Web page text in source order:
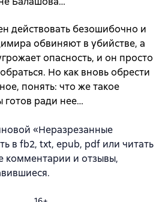
действовать безошибочно и
обвиняют в убийстве, а
опасность, и он просто
Но как вновь обрести
понять: что же такое
готов ради нее…
«Неразрезанные
в fb2, txt, epub, pdf или читать
комментарии и отзывы,